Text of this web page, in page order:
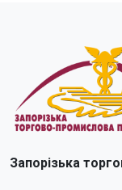
Запорізька